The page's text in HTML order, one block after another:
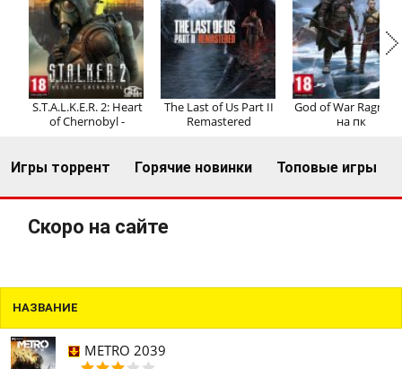
Регистрация Вход
S.T.A.L.K.E.R. 2: Heart
of Chernobyl -
The Last of Us Part II
Remastered
God of War
на пк
Игры торрент Горячие новинки Топовые игры
Скоро на сайте
НАЗВАНИЕ
METRO 2039